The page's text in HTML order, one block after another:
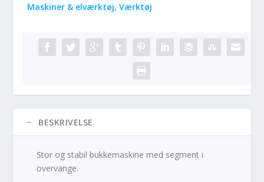
Maskiner & elværktøj,Værktøj
BESKRIVELSE
Stor og stabil bukkemaskine med segment i
overvange.